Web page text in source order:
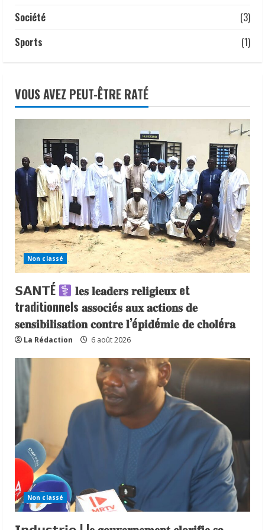
Société
(3)
Sports
(1)
VOUS AVEZ PEUT-ÊTRE RATÉ
Non classé
𝗦𝗔𝗡𝗧É
𝐥𝐞𝐬 𝐥𝐞𝐚𝐝𝐞𝐫𝐬 𝐫𝐞𝐥𝐢𝐠𝐢𝐞𝐮𝐱 et
traditionnels 𝐚𝐬𝐬𝐨𝐜𝐢é𝐬 𝐚𝐮𝐱 𝐚𝐜𝐭𝐢𝐨𝐧𝐬 𝐝𝐞
𝐬𝐞𝐧𝐬𝐢𝐛𝐢𝐥𝐢𝐬𝐚𝐭𝐢𝐨𝐧 𝐜𝐨𝐧𝐭𝐫𝐞 𝐥’é𝐩𝐢𝐝é𝐦𝐢𝐞 𝐝𝐞 𝐜𝐡𝐨𝐥é𝐫𝐚
La Rédaction 6 août 2026
Non classé